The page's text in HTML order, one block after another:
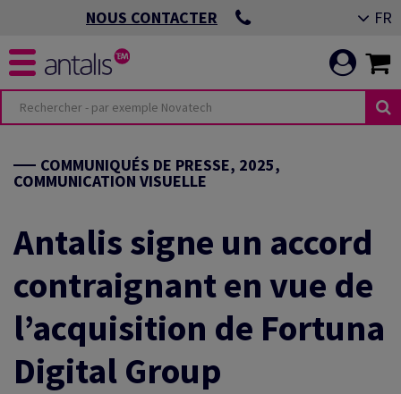
NOUS CONTACTER FR
BUREAU &
&
PERFORMANCE
LES
COMMUNIQUÉS DE PRESSE, 2025,
COMMUNICATION VISUELLE
Antalis signe un accord
contraignant en vue de
l’acquisition de Fortuna
Digital Group